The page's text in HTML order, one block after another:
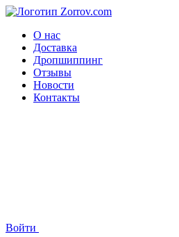
О нас
Доставка
Дропшиппинг
Отзывы
Новости
Контакты
Войти